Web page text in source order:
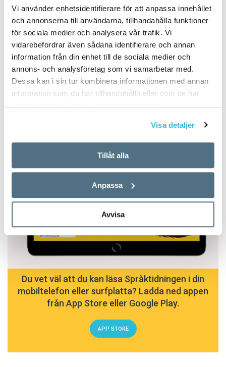
Vi använder enhetsidentifierare för att anpassa innehållet
och annonserna till användarna, tillhandahålla funktioner
för sociala medier och analysera vår trafik. Vi
vidarebefordrar även sådana identifierare och annan
information från din enhet till de sociala medier och
annons- och analysföretag som vi samarbetar med.
Dessa kan i sin tur kombinera informationen med annan
information som du har tillhandahållit eller som de har
samlat in när du har använt deras tjänster.
Visa detaljer
Tillåt alla
Anpassa
Avvisa
Du vet väl att du kan läsa Språktidningen i din
mobiltelefon eller surfplatta? Ladda ned appen
från App Store eller Google Play.
APP STORE